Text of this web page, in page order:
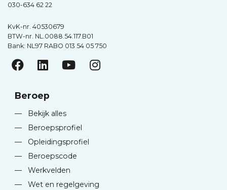
030-634 62 22
KvK-nr. 40530679
BTW-nr. NL.0088.54.117.B01
Bank: NL97 RABO 013 54 05 750
Beroep
—
Bekijk alles
—
Beroepsprofiel
—
Opleidingsprofiel
—
Beroepscode
—
Werkvelden
—
Wet en regelgeving